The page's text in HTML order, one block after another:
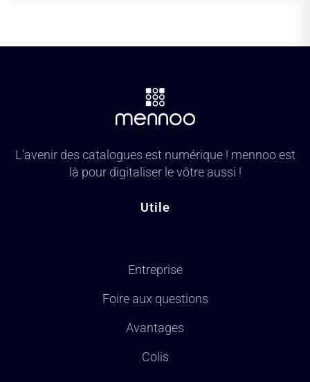
L'avenir des catalogues est numérique ! mennoo est
là pour digitaliser le vôtre aussi !
Utile
Entreprise
Foire aux questions
Avantages
Colis